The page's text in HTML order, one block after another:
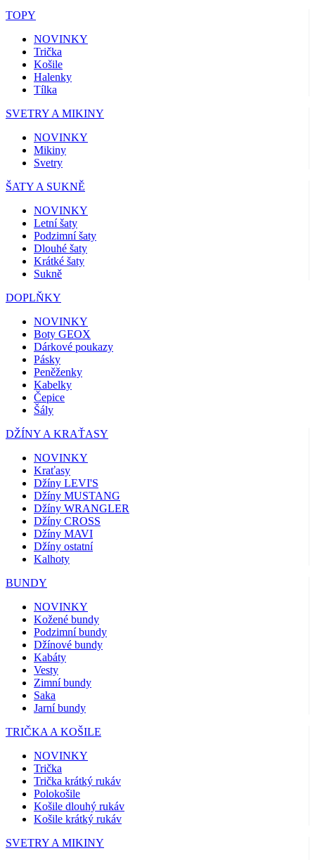
TOPY
NOVINKY
Trička
Košile
Halenky
Tílka
SVETRY A MIKINY
NOVINKY
Mikiny
Svetry
ŠATY A SUKNĚ
NOVINKY
Letní šaty
Podzimní šaty
Dlouhé šaty
Krátké šaty
Sukně
DOPLŇKY
NOVINKY
Boty GEOX
Dárkové poukazy
Pásky
Peněženky
Kabelky
Čepice
Šály
DŽÍNY A KRAŤASY
NOVINKY
Kraťasy
Džíny LEVI'S
Džíny MUSTANG
Džíny WRANGLER
Džíny CROSS
Džíny MAVI
Džíny ostatní
Kalhoty
BUNDY
NOVINKY
Kožené bundy
Podzimní bundy
Džínové bundy
Kabáty
Vesty
Zimní bundy
Saka
Jarní bundy
TRIČKA A KOŠILE
NOVINKY
Trička
Trička krátký rukáv
Polokošile
Košile dlouhý rukáv
Košile krátký rukáv
SVETRY A MIKINY